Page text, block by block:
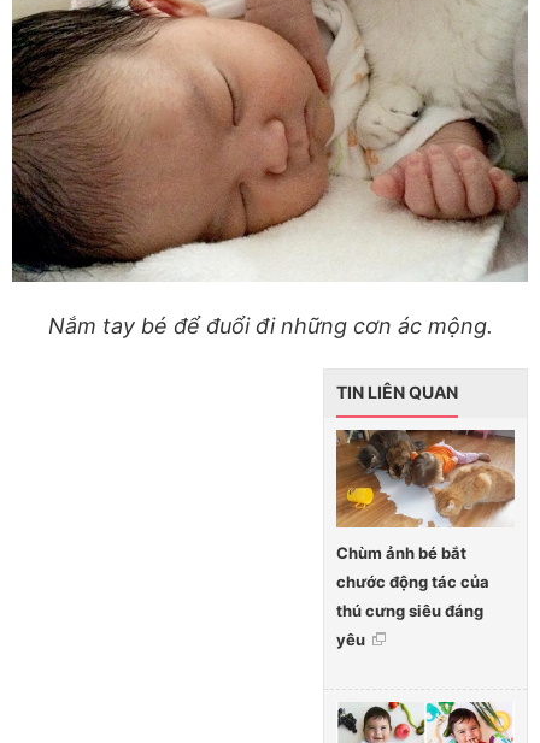
Nắm tay bé để đuổi đi những cơn ác mộng.
TIN LIÊN QUAN
Chùm ảnh bé bắt
chước động tác của
thú cưng siêu đáng
yêu